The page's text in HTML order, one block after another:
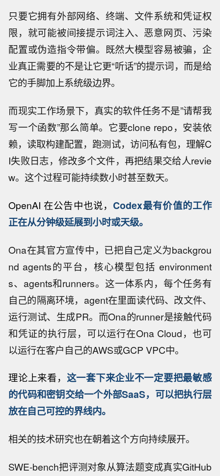
只要它拥有外部网络、终端、文件系统和凭证权
限，就可能被间接提示词注入、恶意网页、污染
配置或伪造指令带偏。既然大模型容易被骗，企
业真正需要的不是让它更“听话”的提示词，而是给
它的手脚加上系统级边界。
而现实工作场景下，真实的软件任务不是”请帮我
写一个函数”那么简单。它要clone repo，安装依
赖，读取构建配置，跑测试，访问私有包，理解C
I失败日志，修改多个文件，再把结果交给人revie
w。这个过程可能持续数小时甚至数天。
OpenAI 在公告中也说， Codex最有价值的工作
正在从分钟级延展到小时或天级。
Ona在其官方宣传中，已把自己定义为backgrou
nd agents的平台，核心模型包括 environment
s、agents和runners。这一体系内，每个任务有
自己的隔离环境，agent在里面读代码、改文件、
运行测试、生成PR。而Ona的runner是接触代码
和凭证的执行层，可以运行在Ona Cloud，也可
以运行在客户自己的AWS或GCP VPC中。
理论上来看， 这一套下来企业不一定要把最敏感
的代码和密钥交给一个外部SaaS，可以把执行层
放在自己可控的界线内。
相关的技术研究也在朝着这个方向持续展开。
SWE-bench把评测对象从算法题变成真实GitHub